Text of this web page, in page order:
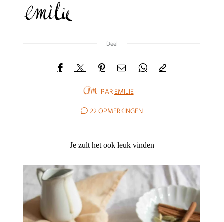
Deel
PAREMILIE
22 OPMERKINGEN
Je zult het ook leuk vinden